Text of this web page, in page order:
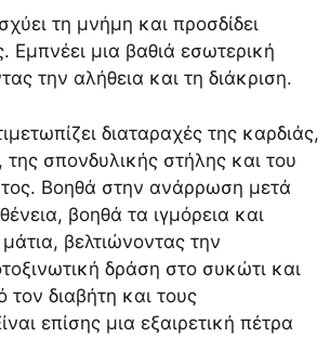
τη μνήμη και προσδίδει
Εμπνέει μια βαθιά εσωτερική
την αλήθεια και τη διάκριση.
διαταραχές της καρδιάς,
σπονδυλικής στήλης και του
Βοηθά στην ανάρρωση μετά
βοηθά τα ιγμόρεια και
βελτιώνοντας την
δράση στο συκώτι και
τον διαβήτη και τους
επίσης μια εξαιρετική πέτρα